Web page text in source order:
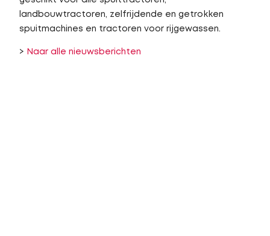
landbouwtractoren, zelfrijdende en getrokken
spuitmachines en tractoren voor rijgewassen.
> Naar alle nieuwsberichten